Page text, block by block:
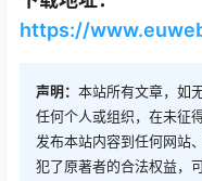
https://
声明： 本站所有文章，如
任何个人或组织，在未征
发布本站内容到任何网站
犯了原著者的合法权益，